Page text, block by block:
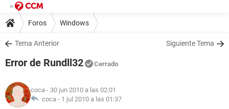
Foros Windows
Tema Anterior Siguiente Tema
Error de Rundll32 Cerrado
coca - 30 jun 2010 a las 02:01
coca - 1 jul 2010 a las 01:37